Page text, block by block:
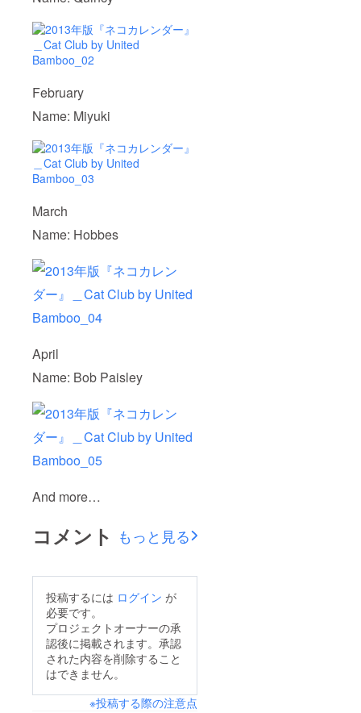
February
Name: Miyuki
March
Name: Hobbes
April
Name: Bob Paisley
And more…
コメント もっと見る
投稿するには ログイン が
必要です。
プロジェクトオーナーの承
認後に掲載されます。承認
された内容を削除すること
はできません。
※投稿する際の注意点